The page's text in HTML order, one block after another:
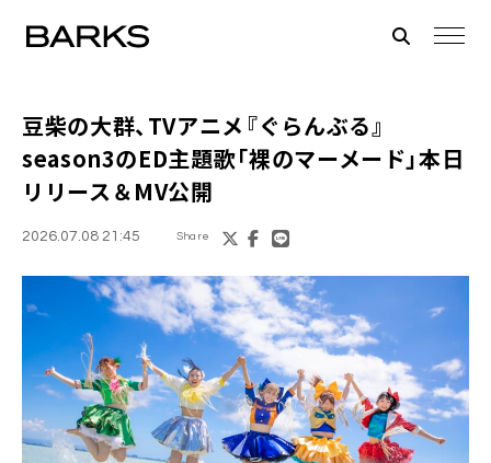
豆柴の大群、TVアニメ『ぐらんぶる』
season3のED主題歌「裸のマーメード」本日
リリース＆MV公開
2026.07.08 21:45 Share